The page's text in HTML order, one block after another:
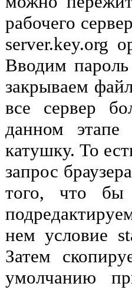
рабочего
server.key.org
Вводим
закрываем
все сервер
данном
катушку. То
запрос
того, что бы
нем условие
Затем
умолчанию